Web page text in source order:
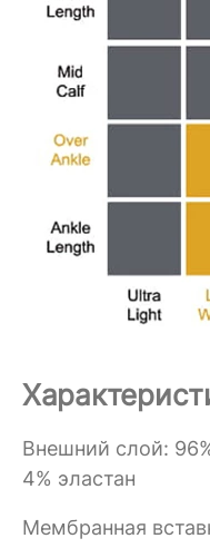
Внешний слой:
4% эластан
Мембранная